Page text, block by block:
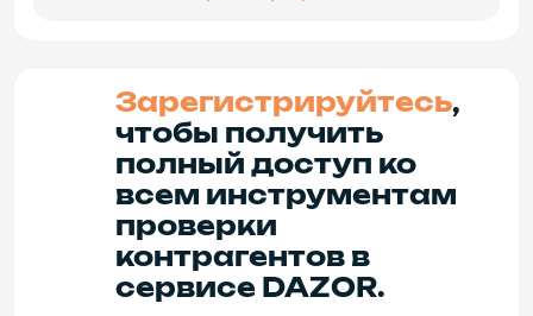
Зарегистрируйтесь,
чтобы получить
полный доступ ко
всем инструментам
проверки
контрагентов в
сервисе DAZOR.